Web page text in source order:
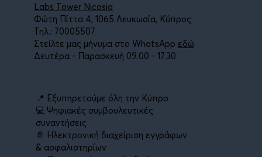
Labs Tower Nicosia
Φώτη Πίττα 4, 1065 Λευκωσία, Κύπρος
Τηλ.: 70005507
Στείλτε μας μήνυμα στο WhatsApp εδώ
Δευτέρα - Παρασκευή 09.00 - 17.30
📍 Εξυπηρετούμε όλη την Κύπρο
💻 Ψηφιακές συμβουλευτικές
συναντήσεις
📄 Ηλεκτρονική διαχείριση εγγράφων
& ασφαλιστηρίων